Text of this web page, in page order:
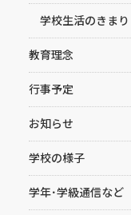
学校生活のきまり
教育理念
行事予定
お知らせ
学校の様子
学年･学級通信など